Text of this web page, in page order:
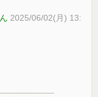
2025/06/02(月) 13: